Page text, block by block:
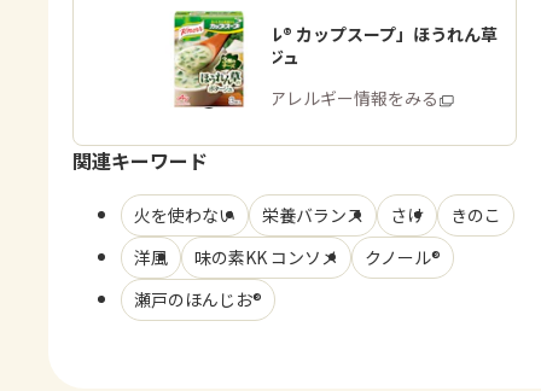
「クノール® カップスープ」ほうれん草
のポタージュ
商品・アレルギー情報をみる
関連キーワード
火を使わない 栄養バランス さけ
きのこ
洋風
味の素KK コンソメ
クノール®
瀬戸のほんじお®